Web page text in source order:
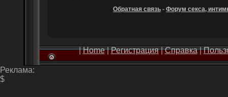
Обратная связь - Форум секса,
|Home|Регистрация|Справка|
Реклама:
$